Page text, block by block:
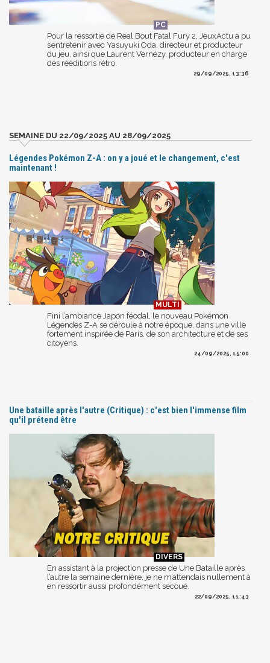
Pour la ressortie de Real Bout Fatal Fury 2, JeuxActu a pu
s’entretenir avec Yasuyuki Oda, directeur et producteur
du jeu, ainsi que Laurent Vernézy, producteur en charge
des rééditions rétro.
29/09/2025, 13:36
SEMAINE DU 22/09/2025 AU 28/09/2025
Légendes Pokémon Z-A : on y a joué et le changement, c'est
maintenant !
Fini l’ambiance Japon féodal, le nouveau Pokémon
Légendes Z-A se déroule à notre époque, dans une ville
fortement inspirée de Paris, de son architecture et de ses
citoyens.
24/09/2025, 15:00
Une bataille après l'autre (Critique) : c'est bien l'immense film
qu'il prétend être
En assistant à la projection presse de Une Bataille après
l’autre la semaine dernière, je ne m’attendais nullement à
en ressortir aussi profondément secoué.
22/09/2025, 11:43